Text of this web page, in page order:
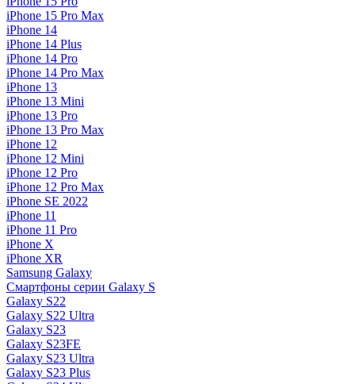
iPhone 15 Pro Max
iPhone 14
iPhone 14 Plus
iPhone 14 Pro
iPhone 14 Pro Max
iPhone 13
iPhone 13 Mini
iPhone 13 Pro
iPhone 13 Pro Max
iPhone 12
iPhone 12 Mini
iPhone 12 Pro
iPhone 12 Pro Max
iPhone SE 2022
iPhone 11
iPhone 11 Pro
iPhone X
iPhone XR
Samsung Galaxy
Смартфоны серии Galaxy S
Galaxy S22
Galaxy S22 Ultra
Galaxy S23
Galaxy S23FE
Galaxy S23 Ultra
Galaxy S23 Plus